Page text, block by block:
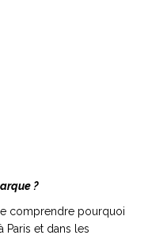
?
comprendre pourquoi
Paris et dans les